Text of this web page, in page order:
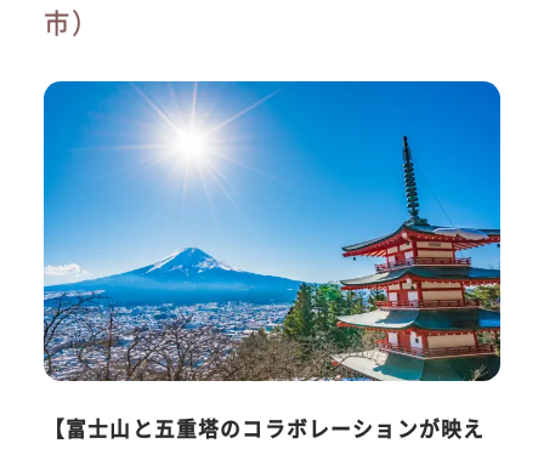
市）
【富士山と五重塔のコラボレーションが映え